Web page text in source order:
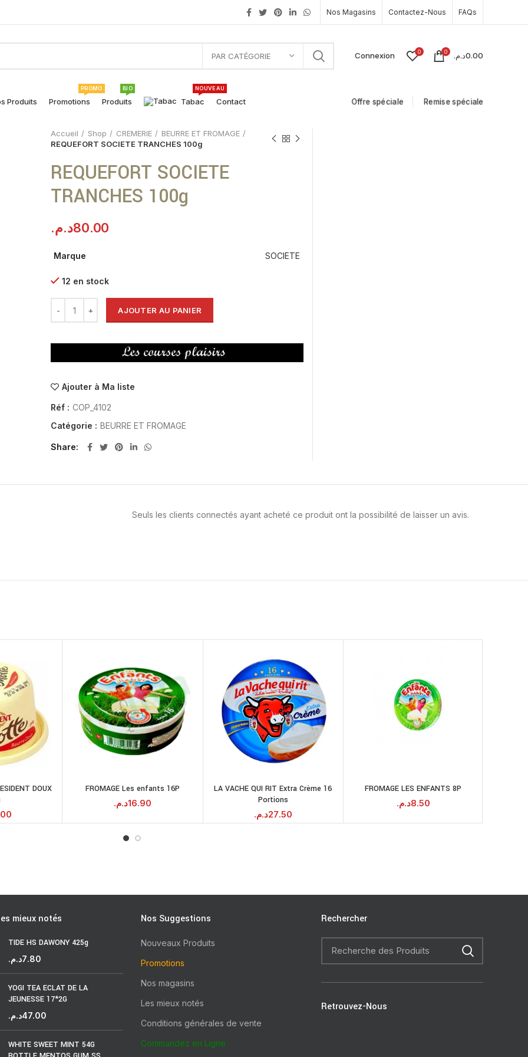
Nos Magasins Contactez-Nous FAQs
PAR CATÉGORIE Connexion 0 0 0.00د.م.
Produits Promotions
PROMO
Produits
BIO
Tabac
NOUVEAU
Contact Offre spéciale Remise spéciale
Accueil Shop CREMERIE
BEURRE ET FROMAGE
REQUEFORT SOCIETE TRANCHES 100g
REQUEFORT SOCIETE
TRANCHES 100g
80.00د.م.
Marque SOCIETE
12 en stock
AJOUTER AU PANIER
Ajouter à Ma liste
Réf : COP_4102
Catégorie : BEURRE ET FROMAGE
Share
Seuls les clients connectés ayant acheté ce produit ont la possibilité de laisser un avis.
LA SUITE
DOUX
AJOUTER AU
PANIER
FROMAGE Les enfants 16P
16.90د.م.
AJOUTER AU
PANIER
LA VACHE QUI RIT Extra Crème 16
Portions
27.50د.م.
AJOUTER AU
PANIER
FROMAGE LES ENFANTS 8P
8.50د.م.
mieux notés
TIDE HS DAWONY 425g
7.80د.م.
YOGI TEA ECLAT DE LA
JEUNESSE 17*2G
47.00د.م.
WHITE SWEET MINT 54G
Nos Suggestions
Nouveaux Produits
Promotions
Nos magasins
Les mieux notés
Conditions générales de vente
Commandez en Ligne
Rechercher
Retrouvez-Nous